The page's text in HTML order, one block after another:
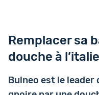
Remplacer sa
douche à
Bulneo est le